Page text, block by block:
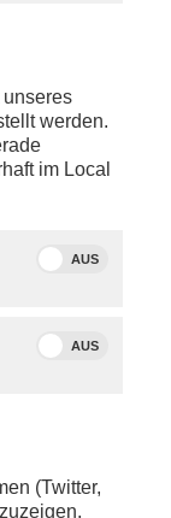
werden.
im Local
AUS
AUS
(Twitter,